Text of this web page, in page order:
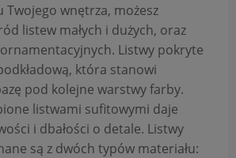
Twojego wnętrza, możesz
listew małych i dużych, oraz
Listwy pokryte
która stanowi
pod kolejne warstwy farby.
listwami sufitowymi daje
i dbałości o detale. Listwy
są z dwóch typów materiału: